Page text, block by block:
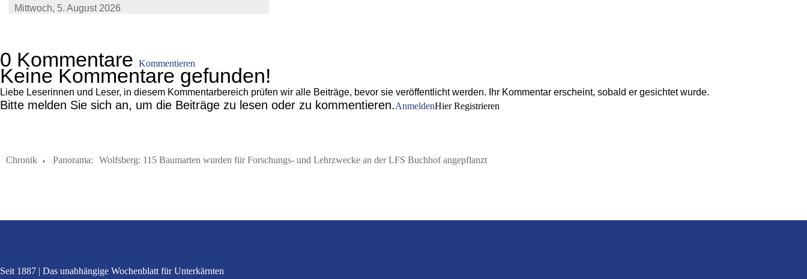
Mittwoch, 5. August 2026
0 Kommentare Kommentieren
Keine Kommentare gefunden!
Liebe Leserinnen und Leser, in diesem Kommentarbereich prüfen wir alle Beiträge, bevor sie veröffentlicht werden. Ihr Kommentar erscheint, sobald er gesichtet wurde.
Bitte melden Sie sich an, um die Beiträge zu lesen oder zu kommentieren.AnmeldenHier Registrieren
Chronik Panorama: Wolfsberg: 115 Baumarten wurden für Forschungs- und Lehrzwecke an der LFS Buchhof angepflanzt
Seit 1887 Das unabhängige Wochenblatt für Unterkärnten